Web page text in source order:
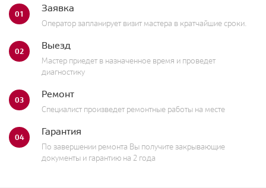
01 Заявка
Оператор запланирует визит мастера в кратчайшие сроки.
02 Выезд
Мастер приедет в назначенное время и проведет
диагностику
03 Ремонт
Специалист произведет ремонтные работы на месте
04 Гарантия
По завершении ремонта Вы получите закрывающие
документы и гарантию на 2 года